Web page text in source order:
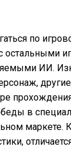
по
остальными
ИИ.
в